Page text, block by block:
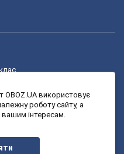
використовує
роботу сайту, а
вашим інтересам.